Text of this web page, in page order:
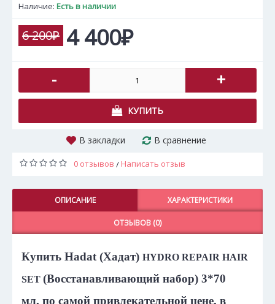
Наличие: Есть в наличии
6 200₽ 4 400₽
- +
КУПИТЬ
В закладки В сравнение
0 отзывов / Написать отзыв
ОПИСАНИЕ ХАРАКТЕРИСТИКИ
ОТЗЫВОВ (0)
Купить Hadat (Хадат) HYDRO REPAIR HAIR
SET (Восстанавливающий набор) 3*70
мл, по самой привлекательной цене, в